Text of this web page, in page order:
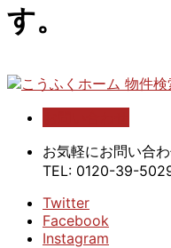
す。
こうふくホ
お気軽にお問い合
TEL: 0120-39-
Twitter
Facebook
Instagram